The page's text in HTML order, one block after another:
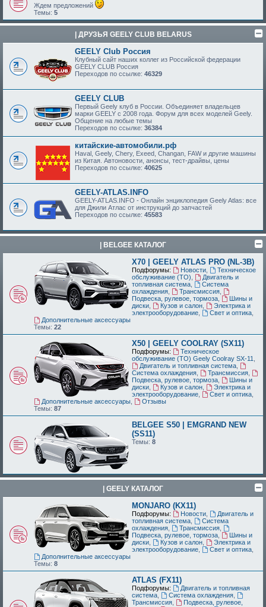
Ждем предложений
Темы: 5
| ДРУЗЬЯ GEELY CLUB BELARUS
GEELY Club Россия
Клубный сайт наших коллег из Российской федерации
GEELY CLUB Россия
Переходов по ссылке: 46329
GEELY CLUB
Первый Geely клуб в России. Объединяет владельцев
марки GEELY с 2008 года. Форум для всех моделей Geely.
Общение на любые темы
Переходов по ссылке: 36384
китайские-автомобили.рф
Haval, Geely, Chery, Exeed, Changan, FAW и другие машины
из Китая. Автоновости, анонсы, тест-драйвы, цены
Переходов по ссылке: 40625
GEELY-ATLAS.INFO
GEELY-ATLAS.INFO - Онлайн энциклопедия Geely Atlas: все
для Джили Атлас от инструкций до запчастей
Переходов по ссылке: 45583
| BELGEE КАТАЛОГ
X70 | GEELY ATLAS PRO (NL-3B)
Подфорумы: Новости,
Техническое
обслуживание (ТО)
Двигатель и
топливная система
Система
охлаждения
Трансмиссия,
Подвеска, рулевое, тормоза
Шины и
диски
Кузов и салон,
Электрика и
электрооборудование
Свет и оптика,
Дополнительные аксессуары
Темы: 22
X50 | GEELY COOLRAY (SX11)
Подфорумы:
Техническое
обслуживание (ТО) Geely Coolray SX-11
Двигатель и топливная система,
Система охлаждения
Трансмиссия,
Подвеска, рулевое, тормоза
Шины и
диски
Кузов и салон,
Электрика и
электрооборудование
Свет и оптика,
Дополнительные аксессуары,
Отзывы
Темы: 87
BELGEE S50 | EMGRAND NEW
(SS11)
Темы: 8
| GEELY КАТАЛОГ
MONJARO (KX11)
Подфорумы: Новости,
Двигатель и
топливная система
Система
охлаждения
Трансмиссия,
Подвеска, рулевое, тормоза
Шины и
диски
Кузов и салон,
Электрика и
электрооборудование
Свет и оптика,
Дополнительные аксессуары
Темы: 8
ATLAS (FX11)
Подфорумы:
Двигатель и топливная
система
Система охлаждения,
Трансмиссия
Подвеска, рулевое,